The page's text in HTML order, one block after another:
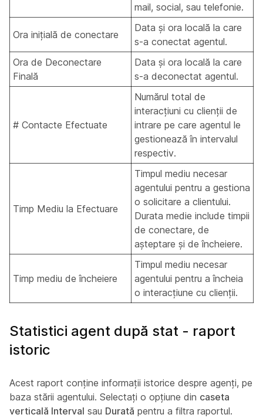
mail, social, sau telefonie.
Ora inițială de conectare
Data și ora locală la care
s-a conectat agentul.
Ora de Deconectare
Finală
Data și ora locală la care
s-a deconectat agentul.
# Contacte Efectuate
Numărul total de
interacțiuni cu clienții de
intrare pe care agentul le
gestionează în intervalul
respectiv.
Timp Mediu la Efectuare
Timpul mediu necesar
agentului pentru a gestiona
o solicitare a clientului.
Durata medie include timpii
de conectare, de
așteptare și de încheiere.
Timp mediu de încheiere
Timpul mediu necesar
agentului pentru a încheia
o interacțiune cu clienții.
Statistici agent după stat - raport
istoric
Acest raport conține informații istorice despre agenți, pe
baza stării agentului. Selectați o opțiune din caseta
verticală Interval sau Durată pentru a filtra raportul.